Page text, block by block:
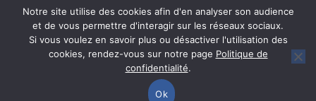
Spécialiste en Ingénierie Pédagogique
en Sciences Physiques, Génie électrique
& Télécoms.
Nous sommes concepteurs et fabricants.
Notre site utilise des cookies afin d'en analyser son audience
et de vous permettre d'interagir sur les réseaux sociaux.
Si vous voulez en savoir plus ou désactiver l'utilisation des
cookies, rendez-vous sur notre page Politique de
confidentialité.
Ok